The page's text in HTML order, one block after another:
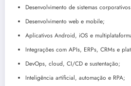
Desenvolvimento de sistemas
Desenvolvimento web e mobile;
Aplicativos Android, iOS e
Integrações com APIs, ERPs, CRMs e
DevOps, cloud, CI/CD e sustentação;
Inteligência artificial, automação e RPA;